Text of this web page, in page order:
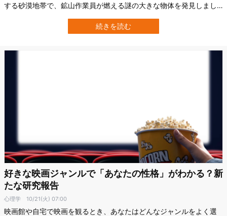
する砂漠地帯で、鉱山作業員が燃える謎の大きな物体を発見しまし
はじめとした複数の公的機関が調査を開始しました。 初期調査で
は、今回の物体は宇宙機の部品、いわゆる「宇宙ごみ（スペースデ
続きを読む
好きな映画ジャンルで「あなたの性格」がわかる？新
たな研究報告
心理学 10/21(火) 07:00
映画館や自宅で映画を観るとき、あなたはどんなジャンルをよく選